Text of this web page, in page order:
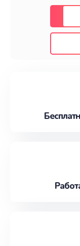
предлагаем
также
проведенных
наилучшим